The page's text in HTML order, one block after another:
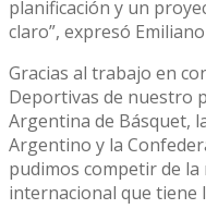
planificación y un
claro”, expresó
Gracias al trabajo en
Deportivas de nuestro
Argentina de Básquet,
Argentino y la
pudimos competir de
internacional que tiene